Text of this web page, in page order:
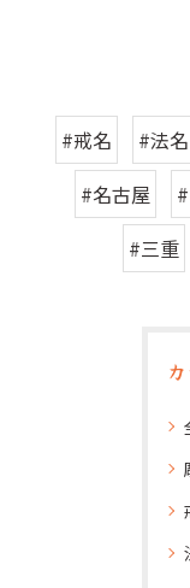
#戒名 #法名
#名古屋
#三重